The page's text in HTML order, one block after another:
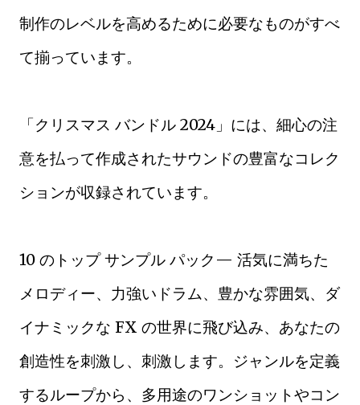
制作のレベルを高めるために必要なものがすべ
て揃っています。
「クリスマス バンドル 2024」には、細心の注
意を払って作成されたサウンドの豊富なコレク
ションが収録されています。
10 のトップ サンプル パック— 活気に満ちた
メロディー、力強いドラム、豊かな雰囲気、ダ
イナミックな FX の世界に飛び込み、あなたの
創造性を刺激し、刺激します。ジャンルを定義
するループから、多用途のワンショットやコン